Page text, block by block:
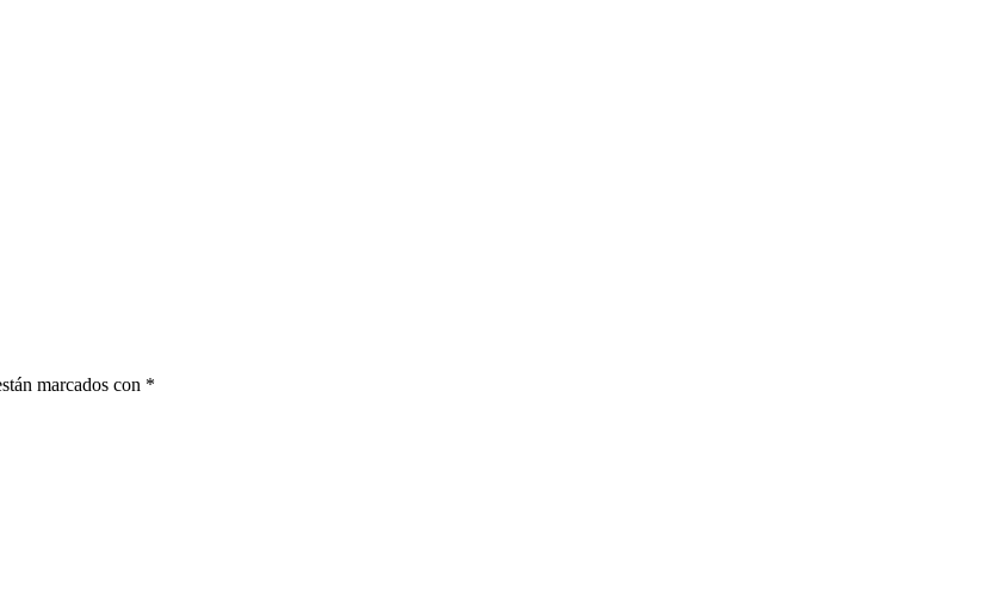
marcados con *